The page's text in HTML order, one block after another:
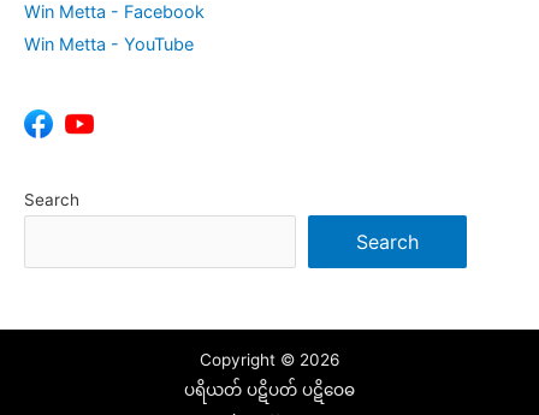
Win Metta - Facebook
Win Metta - YouTube
Search
Search
Copyright © 2026
ပရိယတ် ပဋိပတ် ပဋိဝေဓ